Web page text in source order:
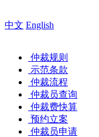
您好，欢迎
中文 English
仲裁规则
示范条款
仲裁流程
仲裁员查询
仲裁费快算
预约立案
仲裁员申请